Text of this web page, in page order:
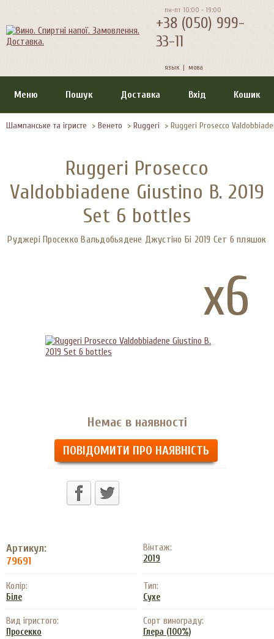
пн-пт 10:00 - 19:00
+38 (050) 999-
33-11
язык | мова
Меню Пошук Доставка Вхід Кошик
Шампанське та ігристе > Венето > Ruggeri > Ruggeri Prosecco
Ruggeri Prosecco
Valdobbiadene Giustino B. 2019
Set 6 bottles
Руджері Просекко Вальдобьядене Джустіно Бі 2019 Сет 6 пляшок
x6
Немає в наявності
ПОВІДОМИТИ ПРО НАЯВНІСТЬ
Артикул:
79691
Вінтаж:
2019
Колір:
Біле
Тип:
Сухе
Вид ігристого:
Просекко
Сорт винограду:
Глера (100%)